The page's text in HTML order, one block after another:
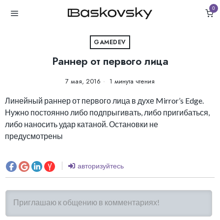
0
GAMEDEV
Раннер от первого лица
7 мая, 2016 1 минута чтения
Линейный раннер от первого лица в духе Mirror’s Edge.
Нужно постоянно либо подпрыгивать, либо пригибаться,
либо наносить удар катаной. Остановки не
предусмотрены
авторизуйтесь